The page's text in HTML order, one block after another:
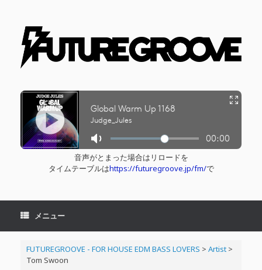
音声がとまった場合はリロードを
タイムテーブルはhttps://futuregroove.jp/fm/で
メニュー
FUTUREGROOVE - FOR HOUSE EDM BASS LOVERS > Artist>
Tom Swoon